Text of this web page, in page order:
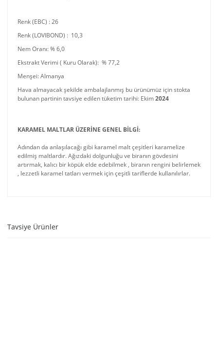
Renk (EBC) : 26
Renk (LOVIBOND) : 10,3
Nem Oranı: % 6,0
Ekstrakt Verimi ( Kuru Olarak): % 77,2
Menşei: Almanya
Hava almayacak şekilde ambalajlanmış bu ürünümüz için stokta
bulunan partinin tavsiye edilen tüketim tarihi: Ekim2024
KARAMEL MALTLAR ÜZERİNE GENEL BİLGİ:
Adından da anlaşılacağı gibi karamel malt çeşitleri karamelize
edilmiş maltlardır. Ağızdaki dolgunluğu ve biranın gövdesini
artırmak, kalıcı bir köpük elde edebilmek , biranın rengini belirlemek
, lezzetli karamel tatları vermek için çeşitli tariflerde kullanılırlar.
Tavsiye Ürünler